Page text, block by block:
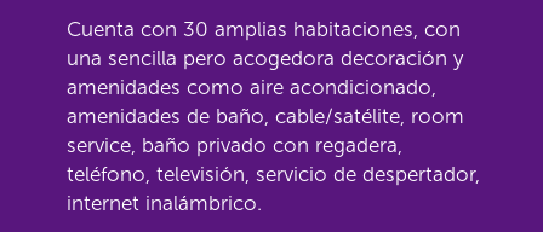
Cuenta con 30 amplias habitaciones, con
una sencilla pero acogedora decoración y
amenidades como aire acondicionado,
amenidades de baño, cable/satélite, room
service, baño privado con regadera,
teléfono, televisión, servicio de despertador,
internet inalámbrico.